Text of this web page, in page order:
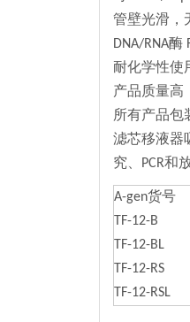
管壁光滑，
DNA/RNA酶
耐化学性使
产品质量高
所有产品包
滤芯移液器
究、PCR和
A-gen货号
TF-12-B
TF-12-BL
TF-12-RS
TF-12-RSL